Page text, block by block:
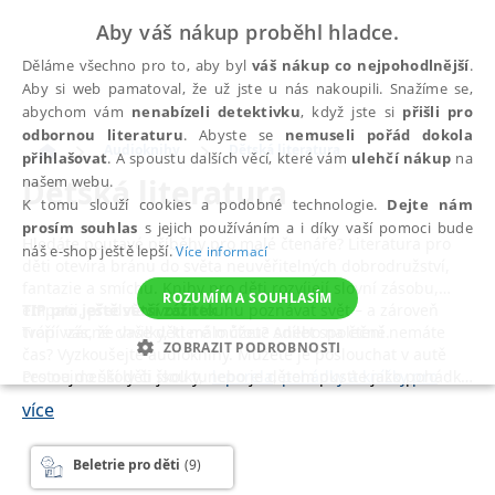
Audioknihy Dětská literatura
Dětská literatura
Hledáte poutavé příběhy pro malé čtenáře? Literatura pro
děti otevírá bránu do světa neuvěřitelných dobrodružství,
fantazie a smíchu. Knihy pro děti rozvíjejí slovní zásobu,
empatii, představivost i touhu poznávat svět – a zároveň
první čtení
čtení.
Malé dobrodruhy potěší
plná magie a kouzelných bytostí. Malým vědcům a zvídavým
TIP pro ještě větší zážitek
čas? Vyzkoušejte audioknihy. Můžete je poslouchat v autě
na dobrou noc.
více
Beletrie pro děti (9)
Aby váš nákup proběhl hladce.
Děláme všechno pro to, aby bylváš nákup co nejpohodlnější.
Aby si web pamatoval, že už jste u nás nakoupili. Snažíme se,
abychom vám nenabízeli detektivku, když jste si přišli pro
odbornou literaturu. Abyste se nemuseli pořád dokola
přihlašovat. A spoustu dalších věcí, které vám ulehčí nákup na
našem webu.
K tomu slouží cookies a podobné technologie. Dejte nám
prosím souhlas s jejich používáním a i díky vaší pomoci bude
náš e-shop ještě lepší.Více informací
ROZUMÍM A SOUHLASÍM
ZOBRAZIT PODROBNOSTI
NEZBYTNÉ ANALYTICKÉ MARKETINGOVÉ